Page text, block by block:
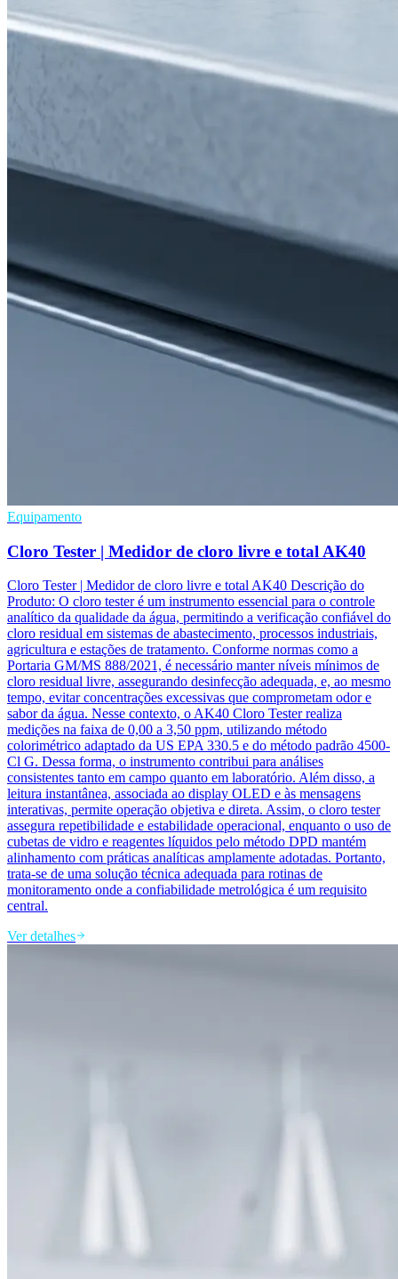
Equipamento
Cloro Tester | Medidor de cloro livre e total AK40
Cloro Tester | Medidor de cloro livre e total AK40 Descrição do
Produto: O cloro tester é um instrumento essencial para o controle
analítico da qualidade da água, permitindo a verificação confiável do
cloro residual em sistemas de abastecimento, processos industriais,
agricultura e estações de tratamento. Conforme normas como a
Portaria GM/MS 888/2021, é necessário manter níveis mínimos de
cloro residual livre, assegurando desinfecção adequada, e, ao mesmo
tempo, evitar concentrações excessivas que comprometam odor e
sabor da água. Nesse contexto, o AK40 Cloro Tester realiza
medições na faixa de 0,00 a 3,50 ppm, utilizando método
colorimétrico adaptado da US EPA 330.5 e do método padrão 4500-
Cl G. Dessa forma, o instrumento contribui para análises
consistentes tanto em campo quanto em laboratório. Além disso, a
leitura instantânea, associada ao display OLED e às mensagens
interativas, permite operação objetiva e direta. Assim, o cloro tester
assegura repetibilidade e estabilidade operacional, enquanto o uso de
cubetas de vidro e reagentes líquidos pelo método DPD mantém
alinhamento com práticas analíticas amplamente adotadas. Portanto,
trata-se de uma solução técnica adequada para rotinas de
monitoramento onde a confiabilidade metrológica é um requisito
central.
Ver detalhes